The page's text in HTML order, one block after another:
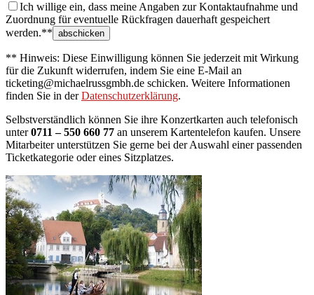
Ich willige ein, dass meine Angaben zur Kontaktaufnahme und
Zuordnung für eventuelle Rückfragen dauerhaft gespeichert
werden.**
** Hinweis: Diese Einwilligung können Sie jederzeit mit Wirkung
für die Zukunft widerrufen, indem Sie eine E-Mail an
ticketing@michaelrussgmbh.de schicken. Weitere Informationen
finden Sie in derDatenschutzerklärung.
Selbstverständlich können Sie ihre Konzertkarten auch telefonisch
unter0711 – 550 660 77 an unserem Kartentelefon kaufen. Unsere
Mitarbeiter unterstützen Sie gerne bei der Auswahl einer passenden
Ticketkategorie oder eines Sitzplatzes.